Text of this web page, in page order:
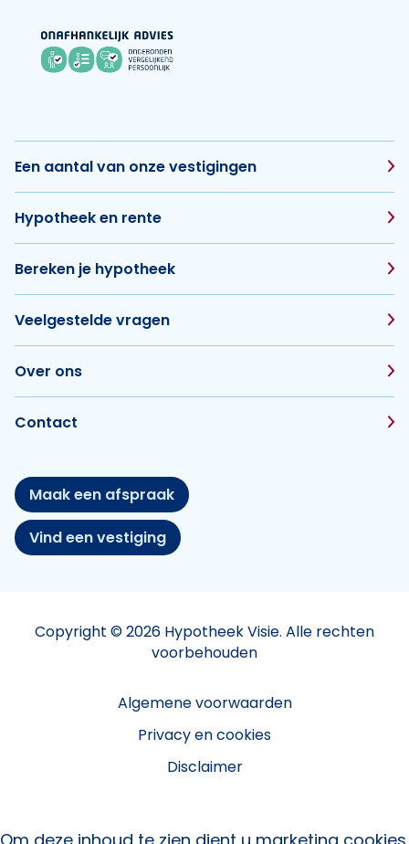
Een aantal van onze vestigingen
Hypotheek en rente
Bereken je hypotheek
Veelgestelde vragen
Over ons
Contact
Maak een afspraak
Vind een vestiging
Copyright © 2026 Hypotheek Visie. Alle rechten
voorbehouden
Algemene voorwaarden
Privacy en cookies
Disclaimer